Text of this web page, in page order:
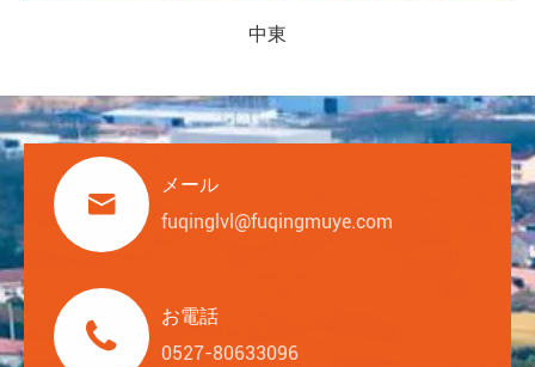
中東

メール
fuqinglvl@fuqingmuye.com

お電話
0527-80633096